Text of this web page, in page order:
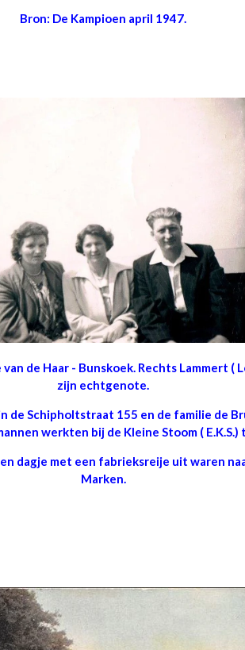
Bron: De Kampioen april 1947.
de Haar - Bunskoek. Rechts Lammert (
zijn echtgenote.
de Schipholtstraat 155 en de familie de
werkten bij de Kleine Stoom ( E.K.S.)
dagje met een fabrieksreije uit waren
Marken.